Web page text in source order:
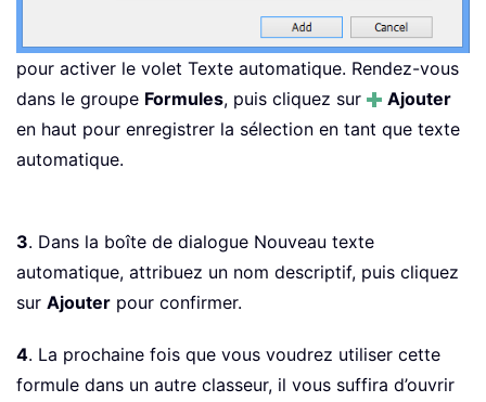
pour activer le volet Texte automatique. Rendez-vous
dans le groupe Formules, puis cliquez sur
Ajouter
en haut pour enregistrer la sélection en tant que texte
automatique.
3. Dans la boîte de dialogue Nouveau texte
automatique, attribuez un nom descriptif, puis cliquez
sur Ajouter pour confirmer.
4. La prochaine fois que vous voudrez utiliser cette
formule dans un autre classeur, il vous suffira d’ouvrir